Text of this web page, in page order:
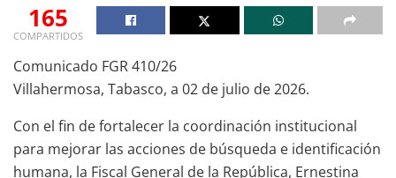
165
COMPARTIDOS
Comunicado FGR 410/26
Villahermosa, Tabasco, a 02 de julio de 2026.
Con el fin de fortalecer la coordinación institucional
para mejorar las acciones de búsqueda e identificación
humana, la Fiscal General de la República, Ernestina